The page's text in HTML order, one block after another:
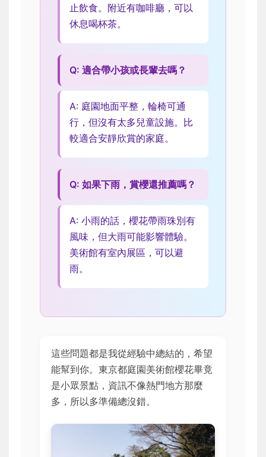
止飲食。附近有咖啡廳，可以
休息喝杯茶。
Q: 適合帶小孩或長輩去嗎？
A: 庭園地面平整，輪椅可通
行，但沒有太多兒童設施。比
較適合安靜欣賞的家庭。
Q: 如果下雨，賞櫻還推薦嗎？
A: 小雨的話，櫻花帶雨珠別有
風味，但大雨可能影響體驗。
美術館有室內展區，可以避
雨。
這些問題都是我從經驗中總結的，希望
能幫到你。東京都庭園美術館櫻花畢竟
是小眾景點，資訊不像熱門地方那麼
多，所以多準備總沒錯。